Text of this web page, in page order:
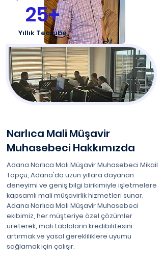
25+
Yıllık Tecrübe
Narlıca Mali Müşavir
Muhasebeci Hakkımızda
Adana Narlıca Mali Müşavir Muhasebeci Mikail
Topçu, Adana'da uzun yıllara dayanan
deneyimi ve geniş bilgi birikimiyle işletmelere
kapsamlı mali müşavirlik hizmetleri sunar.
Adana Narlıca Mali Müşavir Muhasebeci
ekibimiz, her müşteriye özel çözümler
üreterek, mali tabloların kredibilitesini
artırmak ve yasal gerekliliklere uyumu
sağlamak için çalışır.